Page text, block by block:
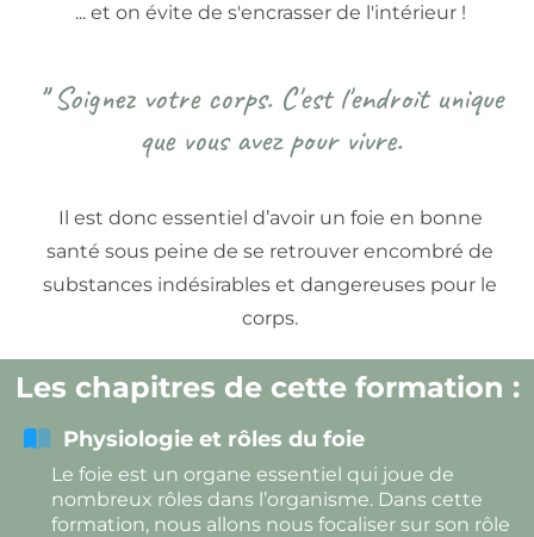
O
R
TI
... et on évite de s'encrasser de l'intérieur !
"Soignez votre corps. C'est l'endroit unique
que vous avez pour vivre.
Il est donc essentiel d’avoir un foie en bonne
santé sous peine de se retrouver encombré de
substances indésirables et dangereuses pour le
corps.
Les chapitres de cette formation :
Physiologie et rôles du foie
Le foie est un organe essentiel qui joue de
nombreux rôles dans l’organisme. Dans cette
formation, nous allons nous focaliser sur son rôle